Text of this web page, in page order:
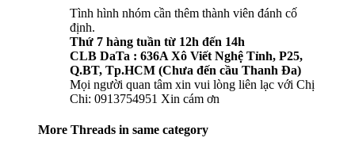
Tình hình nhóm cần thêm thành viên đánh cố
định.
Thứ 7 hàng tuần từ 12h đến 14h
CLB DaTa : 636A Xô Viết Nghệ Tỉnh, P25,
Q.BT, Tp.HCM (Chưa đến cầu Thanh Đa)
Mọi người quan tâm xin vui lòng liên lạc với Chị
Chi: 0913754951 Xin cám ơn
More Threads in same category